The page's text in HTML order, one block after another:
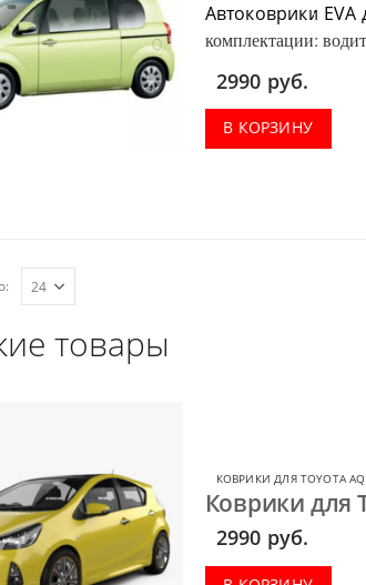
Автоковрики
комплектации:
2990 руб.
В КОРЗИНУ
товары
КОВРИКИ ДЛЯ TOYOTA
Коврики для
2990 руб.